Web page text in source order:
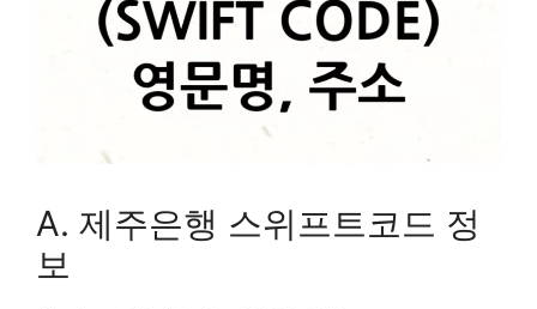
A. 제주은행 스위프트코드 정
보